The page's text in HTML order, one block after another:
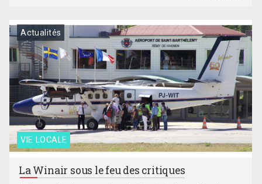
VIE LOCALE
Actualités
La Winair sous le feu des critiques